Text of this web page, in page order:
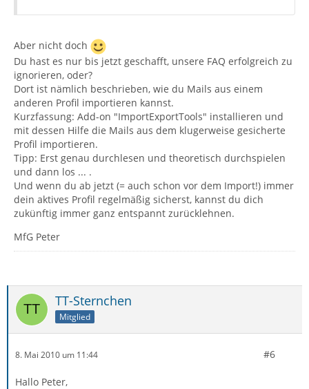
Aber nicht doch
Du hast es nur bis jetzt geschafft, unsere FAQ erfolgreich zu
ignorieren, oder?
Dort ist nämlich beschrieben, wie du Mails aus einem
anderen Profil importieren kannst.
Kurzfassung: Add-on "ImportExportTools" installieren und
mit dessen Hilfe die Mails aus dem klugerweise gesicherte
Profil importieren.
Tipp: Erst genau durchlesen und theoretisch durchspielen
und dann los ... .
Und wenn du ab jetzt (= auch schon vor dem Import!) immer
dein aktives Profil regelmäßig sicherst, kannst du dich
zukünftig immer ganz entspannt zurücklehnen.
MfG Peter
TT-Sternchen
Mitglied
8. Mai 2010 um 11:44 #6
Hallo Peter,